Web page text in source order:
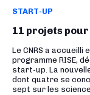
START-UP
11 projets pour
Le CNRS a accueilli
programme RISE,
start-up. La
dont quatre se
sept sur les